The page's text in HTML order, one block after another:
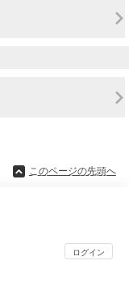
このページの先頭へ
ログイン